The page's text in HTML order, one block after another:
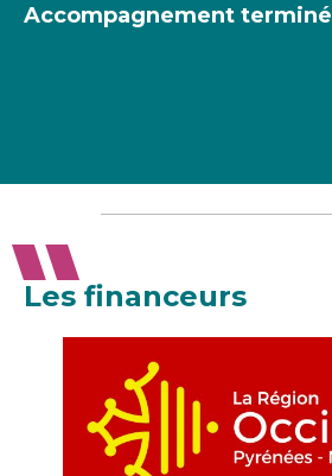
Accompagnement terminé
Les financeurs